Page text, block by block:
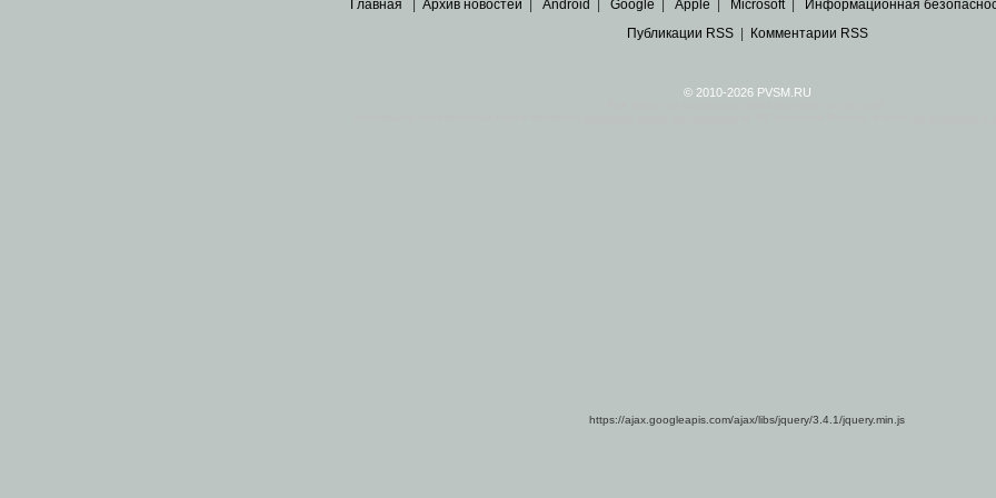
Главная Архив новостей Android Google Apple Microsoft| Информационная
Публикации RSS| Комментарии RSS
© 2010-2026 PVSM.RU
https://ajax.googleapis.com/ajax/libs/jquery/3.4.1/jquery.min.js